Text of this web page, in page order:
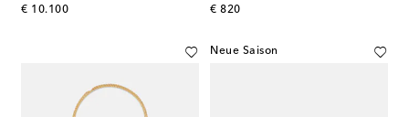
€ 10.100
original price
€ 820
original price
Neue Saison